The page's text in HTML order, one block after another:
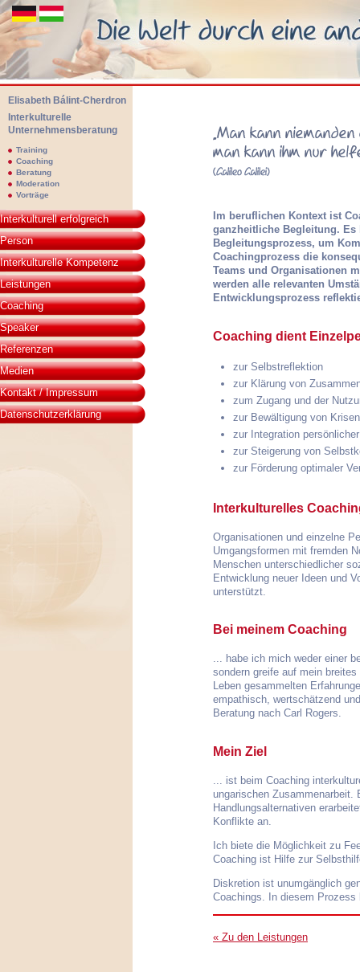
Elisabeth Bálint-Cherdon - Interkulturelle Unternehmensberatung. Die
Elisabeth Bálint-Cherdron
Interkulturelle
Unternehmensberatung
Training
Coaching
Beratung
Moderation
Vorträge
Interkulturell erfolgreich
Person
Interkulturelle Kompetenz
Leistungen
Coaching
Speaker
Referenzen
Medien
Kontakt / Impressum
Datenschutzerklärung
Galileo Galilei: „Man
kann ihm nur helfen,
Im beruflichen Kontext ist
ganzheitliche Begleitung.
Begleitungsprozess, um
Coachingprozess die
Teams und Organisationen
werden alle relevanten
Entwicklungsprozess
Coaching dient
zur Selbstreflektion
zur Klärung von
zum Zugang und der
zur Bewältigung von
zur Integration
zur Steigerung von
zur Förderung optimaler
Interkulturelles
Organisationen und einzelne
Umgangsformen mit fremden
Menschen unterschiedlicher
Entwicklung neuer Ideen und
unterstützt.
Bei meinem Coaching
... habe ich mich weder einer
sondern greife auf mein
Leben gesammelten
empathisch, wertschätzend
Beratung nach Carl Rogers.
Mein Ziel
... ist beim Coaching
ungarischen Zusammenarbeit.
Handlungsalternativen
Konflikte an.
Ich biete die Möglichkeit zu
Coaching ist Hilfe zur
Diskretion ist unumgänglich
Coachings. In diesem Prozess
« Zu den Leistungen